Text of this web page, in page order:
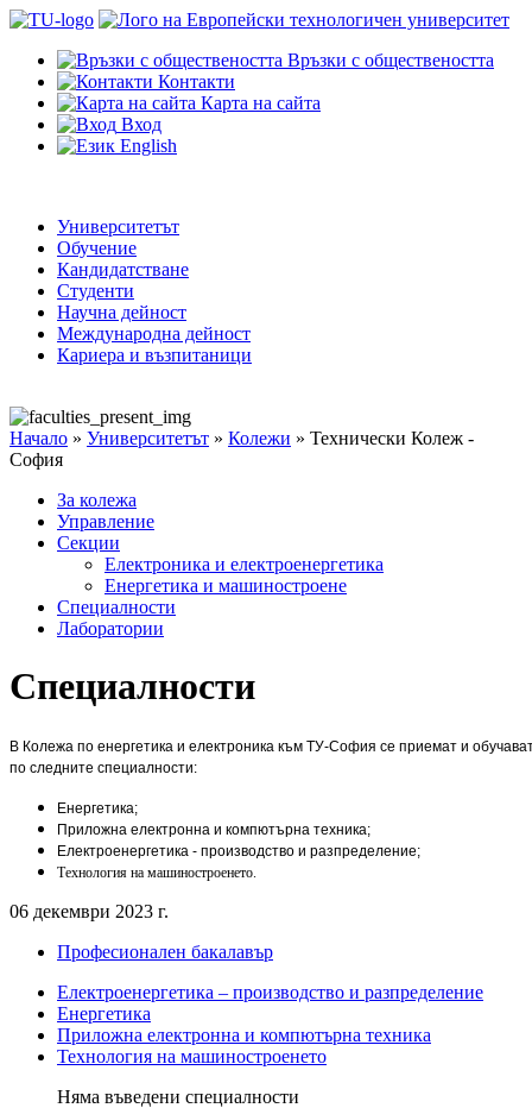
Връзки с обществеността
Контакти
Карта на сайта
Вход
English
Университетът
Обучение
Кандидатстване
Студенти
Научна дейност
Международна дейност
Кариера и възпитаници
Начало » Университетът » Колежи » Технически Колеж -
София
За колежа
Управление
Секции
Електроника и електроенергетика
Енергетика и машиностроене
Специалности
Лаборатории
Специалности
В Колежа по енергетика и електроника към ТУ-София се приемат и
по следните специалности:
Енергетика;
Приложна електронна и компютърна техника;
Електроенергетика - производство и разпределение;
Технология на машиностроенето.
06 декември 2023 г.
Професионален бакалавър
Електроенергетика – производство и разпределение
Енергетика
Приложна електронна и компютърна техника
Технология на машиностроенето
Няма въведени специалности